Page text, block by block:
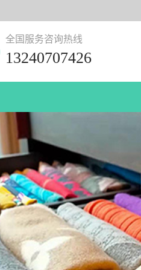
全国服务咨询热线
13240707426